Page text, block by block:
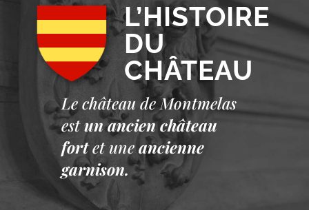
L’HISTOIRE
DU
CHÂTEAU
Le château de Montmelas
est un ancien château
fort et une ancienne
garnison.